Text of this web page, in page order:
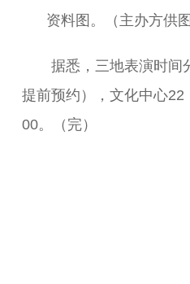
资料图。（主办方供图
据悉，三地表演时间
提前预约），文化中心
00。（完）